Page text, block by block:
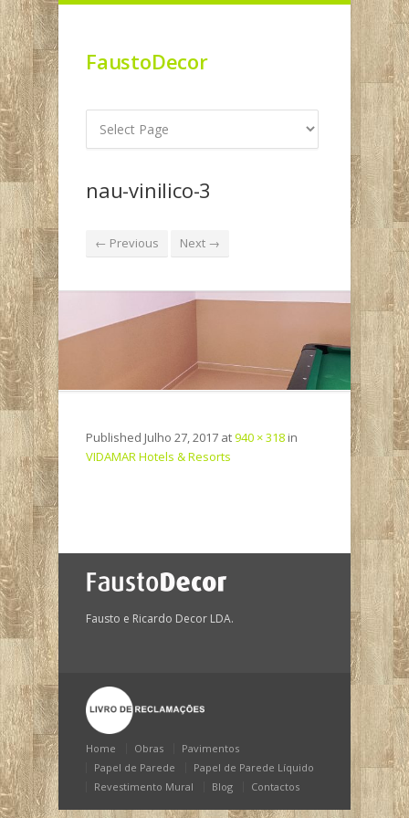
FaustoDecor
nau-vinilico-3
← Previous Next →
Published Julho 27, 2017 at940 × 318 in
VIDAMAR Hotels & Resorts
Fausto e Ricardo Decor LDA.
Home Obras
Pavimentos
Papel de Parede
Papel de Parede Líquido
Revestimento Mural
Blog Contactos